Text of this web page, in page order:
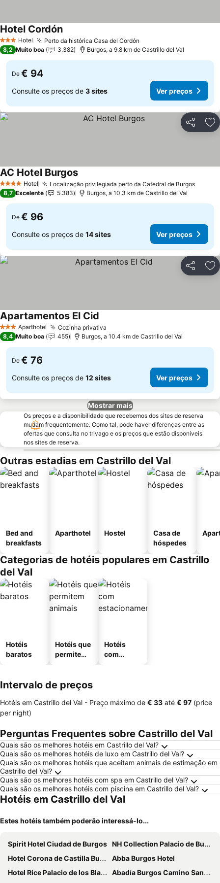
3 EstrelasHotel Perto da histórica Casa del Cordón
Hotel Cordón
8,2 Muito boa 3.382 Burgos, a 9.8 km de Castrillo del Val
De € 94
Consulte os preços de 3 sites Ver preços
Partilhar
4 EstrelasHotel Localização privilegiada perto da Catedral de Burgos
AC Hotel Burgos
8,7 Excelente 5.383 Burgos, a 10.3 km de Castrillo del Val
De € 96
Consulte os preços de 14 sites Ver preços
Partilhar
3 EstrelasAparthotel Cozinha privativa
Apartamentos El Cid
8,4 Muito boa 455 Burgos, a 10.4 km de Castrillo del Val
De € 76
Consulte os preços de 12 sites Ver preços
Mostrar mais
Os preços e a disponibilidade que recebemos dos sites de reserva
mudam frequentemente. Como tal, pode haver diferenças entre as
ofertas que consulta no trivago e os preços que estão disponíveis
nos sites de reserva.
Outras estadias em Castrillo del Val
Bed and
breakfasts
Aparthotel Hostel
Casa de
hóspedes
Categorias de hotéis populares em Castrillo
del Val
Hotéis
baratos
Hotéis que
permitem
Hotéis
com
Intervalo de preços
Hotéis em Castrillo del Val - Preço máximo de ‎€ 33 até ‎€ 97 (price
per night)
Perguntas Frequentes sobre Castrillo del Val
Quais são os melhores hotéis em Castrillo del Val?
Quais são os melhores hotéis de luxo em Castrillo del Val?
Quais são os melhores hotéis que aceitam animais de estimação em
Castrillo del Val?
Quais são os melhores hotéis com spa em Castrillo del Val?
Quais são os melhores hotéis com piscina em Castrillo del Val?
Hotéis em Castrillo del Val
Estes hotéis também poderão interessá-lo...
Spirit Hotel Ciudad de Burgos NH Collection Palacio de Burgos
Hotel Corona de Castilla Burgos
Abba Burgos Hotel
Hotel Rice Palacio de los Blasones
Abadía Burgos Camino Santiago